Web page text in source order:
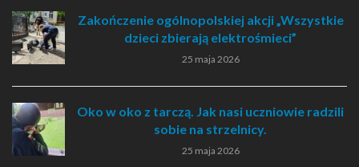
Zakończenie ogólnopolskiej akcji „Wszystkie
dzieci zbierają elektrośmieci”
25 maja 2026
Oko w oko z tarczą. Jak nasi uczniowie radzili
sobie na strzelnicy.
25 maja 2026